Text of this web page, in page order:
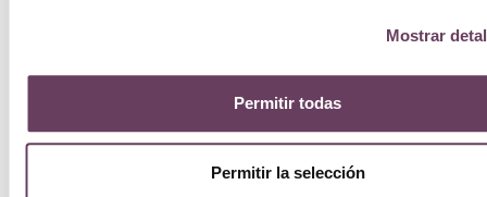
Mostrar
Permitir todas
Permitir la selección
Case